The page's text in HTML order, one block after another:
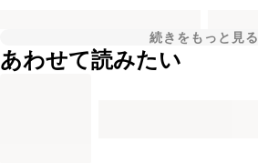
続きをもっと見る
あわせて読みたい